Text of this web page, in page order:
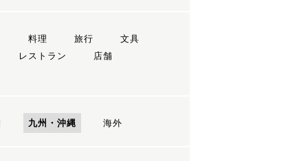
料理 旅行
文具
レストラン
店舗
九州・沖縄 海外